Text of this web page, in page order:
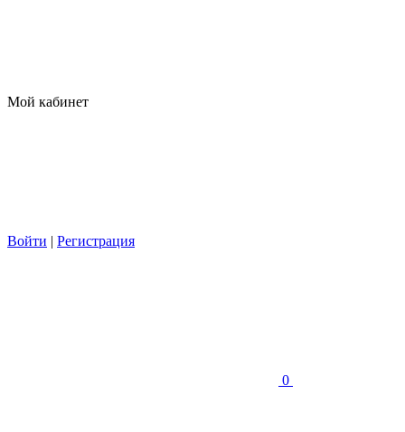
Мой кабинет
Войти | Регистрация
0